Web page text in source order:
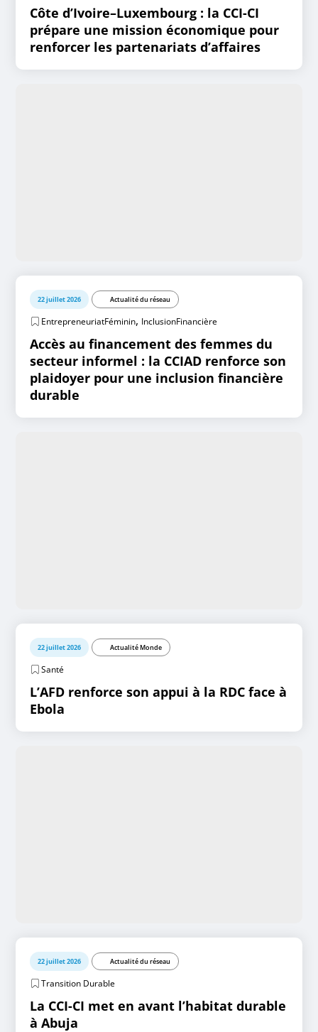
Côte d’Ivoire–Luxembourg : la CCI-CI
prépare une mission économique pour
renforcer les partenariats d’affaires
22 juillet 2026 Actualité du réseau
EntrepreneuriatFéminin, InclusionFinancière
Accès au financement des femmes du
secteur informel : la CCIAD renforce son
plaidoyer pour une inclusion financière
durable
22 juillet 2026 Actualité Monde
Santé
L’AFD renforce son appui à la RDC face à
Ebola
22 juillet 2026 Actualité du réseau
Transition Durable
La CCI-CI met en avant l’habitat durable
à Abuja